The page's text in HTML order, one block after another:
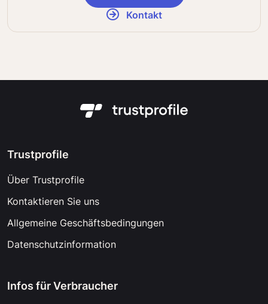
Kontakt
Trustprofile
Über Trustprofile
Kontaktieren Sie uns
Allgemeine Geschäftsbedingungen
Datenschutzinformation
Infos für Verbraucher